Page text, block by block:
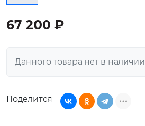
67 200 ₽
Данного товара нет в наличии
Поделится